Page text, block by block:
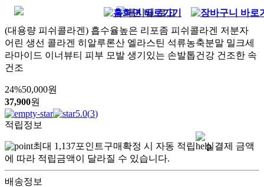
(대용량 피쉬콜라겐) 흡수율높은 리포좀 피쉬콜라겐 저분자
어린 생선 콜라겐 히알루론산 엘라스틴 석류농축분말 밀크세
라마이드 이너뷰티 피부 모발 생기있는 손발톱건강 건조한 속
건조
24%50,000원
37,900원
5.0(3)
적립정보
최대 1,137포인트구매확정 시 자동 적립
실결제 금액
에 따라 적립금액이 달라질 수 있습니다.
배송정보